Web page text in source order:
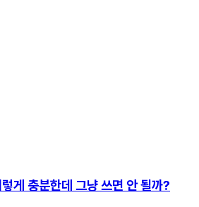
게 충분한데 그냥 쓰면 안 될까?